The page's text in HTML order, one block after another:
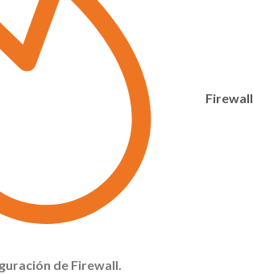
Firewall
de Firewall.